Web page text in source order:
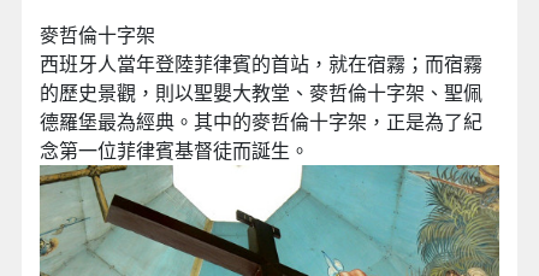
麥哲倫十字架
西班牙人當年登陸菲律賓的首站，就在宿霧；而宿霧
的歷史景觀，則以聖嬰大教堂、麥哲倫十字架、聖佩
德羅堡最為經典。其中的麥哲倫十字架，正是為了紀
念第一位菲律賓基督徒而誕生。